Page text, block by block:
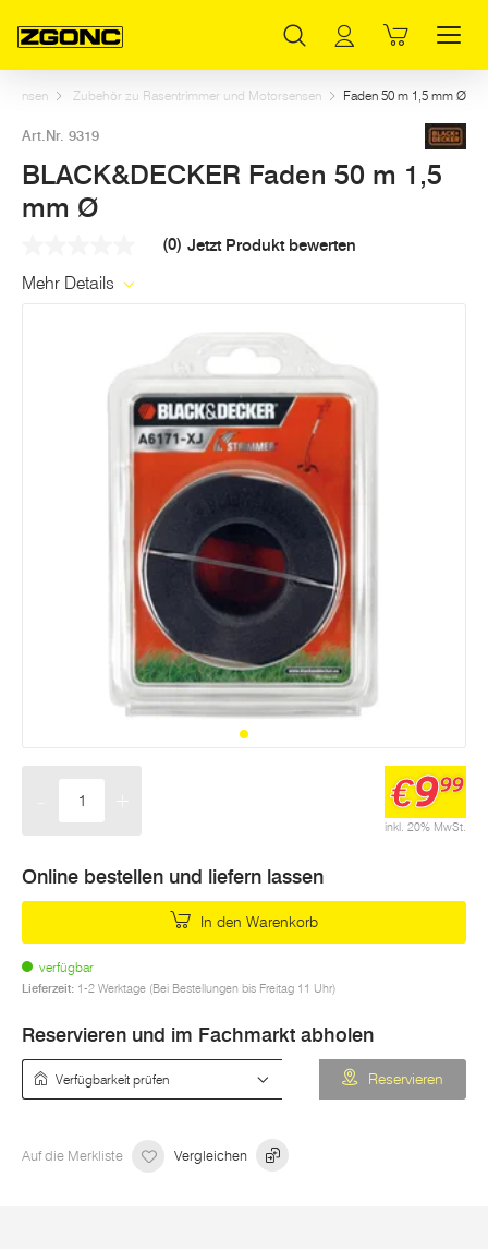
Sensen Zubehör zu Rasentrimmer und Motorsensen Faden 50 m 1,5 mm Ø
Art.Nr. 9319
BLACK&DECKER Faden 50 m 1,5
mm Ø
Link
(0) Jetzt Produkt bewerten
Mehr Details
inkl. 20% MwSt.
€999
Online bestellen und liefern lassen
In den Warenkorb
verfügbar
Lieferzeit: 1-2 Werktage (Bei Bestellungen bis Freitag 11 Uhr)
Reservieren und im Fachmarkt abholen
Reservieren
Auf die Merkliste Vergleichen